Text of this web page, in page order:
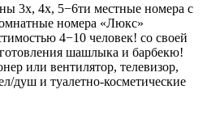
3х, 4х, 5−6ти местные номера с
номера «Люкс»
4−10 человек! со своей
шашлыка и барбекю!
или вентилятор, телевизор,
душ и туалетно-косметические